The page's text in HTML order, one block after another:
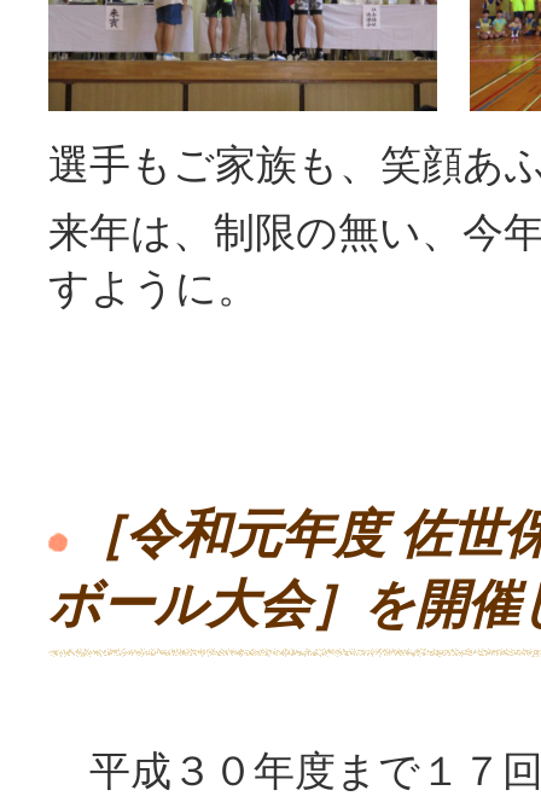
選手もご家族も、笑顔あ
来年は、制限の無い、今
すように。
［令和元年度 佐
ボール大会］を開催
平成３０年度まで１７